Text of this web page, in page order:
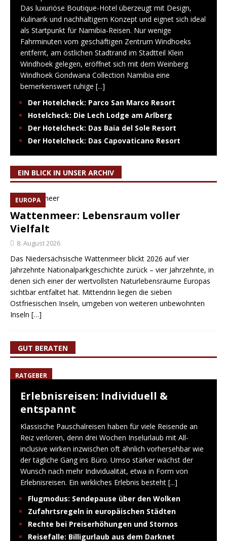
Das luxuriöse Boutique-Hotel überzeugt mit Design,
Kulinarik und nachhaltigem Konzept und eignet sich ideal
als Startpunkt für Namibia-Reisen. Nur wenige
Fahrminuten vom geschäftigen Zentrum Windhoeks
entfernt, am östlichen Stadtrand im Stadtteil Klein
Windhoek gelegen, eröffnet sich mit dem Weinberg
Windhoek Gondwana Collection Namibia eine
bemerkenswert ruhige [...]
Der Hotelcheck: Parco San Marco Resort
Hotelcheck: Die Lech Lodge am Arlberg
Der Hotelcheck: Das Baia del Sole Resort
Der Hotelcheck: Das Capovaticano Resort
EIN BLICK IN UNSER ARCHIV
EUROPA
Wattenmeer: Lebensraum voller
Vielfalt
8. August 2026
Das Niedersächsische Wattenmeer blickt 2026 auf vier
Jahrzehnte Nationalparkgeschichte zurück – vier Jahrzehnte, in
denen sich einer der wertvollsten Naturlebensräume Europas
sichtbar entfaltet hat. Mittendrin liegen die sieben
Ostfriesischen Inseln, umgeben von weiteren unbewohnten
Inseln […]
GUT BERATEN
RATGEBER
Erlebnisreisen: Individuell &
entspannt
Klassische Pauschalreisen haben für viele Reisende an
Reiz verloren, denn drei Wochen Inselurlaub mit All-
inclusive wirken inzwischen oft ähnlich vorhersehbar wie
der tägliche Gang ins Büro. Umso stärker wächst der
Wunsch nach mehr Individualität, etwa in Form von
Erlebnisreisen. Ein wirkliches Erlebnis besteht [...]
Flugmodus: Sendepause über den Wolken
Zufahrtsregeln in europäischen Städten
Rechte bei Preiserhöhungen und Stornos
Reisefalle: Billigurlaub aus dem Darknet